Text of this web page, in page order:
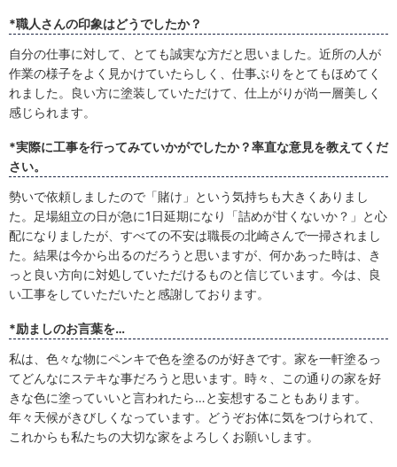
*職人さんの印象はどうでしたか？
自分の仕事に対して、とても誠実な方だと思いました。近所の人が
作業の様子をよく見かけていたらしく、仕事ぶりをとてもほめてく
れました。良い方に塗装していただけて、仕上がりが尚一層美しく
感じられます。
*実際に工事を行ってみていかがでしたか？率直な意見を教えてくだ
さい。
勢いで依頼しましたので「賭け」という気持ちも大きくありまし
た。足場組立の日が急に1日延期になり「詰めが甘くないか？」と心
配になりましたが、すべての不安は職長の北崎さんで一掃されまし
た。結果は今から出るのだろうと思いますが、何かあった時は、き
っと良い方向に対処していただけるものと信じています。今は、良
い工事をしていただいたと感謝しております。
*励ましのお言葉を…
私は、色々な物にペンキで色を塗るのが好きです。家を一軒塗るっ
てどんなにステキな事だろうと思います。時々、この通りの家を好
きな色に塗っていいと言われたら…と妄想することもあります。
年々天候がきびしくなっています。どうぞお体に気をつけられて、
これからも私たちの大切な家をよろしくお願いします。